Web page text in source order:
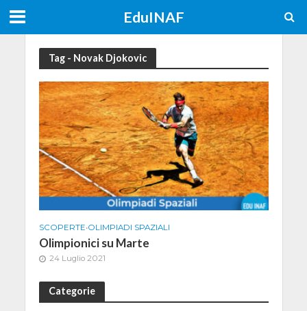
EduINAF
Tag - Novak Djokovic
SCOPERTE•OLIMPIADI SPAZIALI
Olimpionici su Marte
24 Luglio 2021
Categorie